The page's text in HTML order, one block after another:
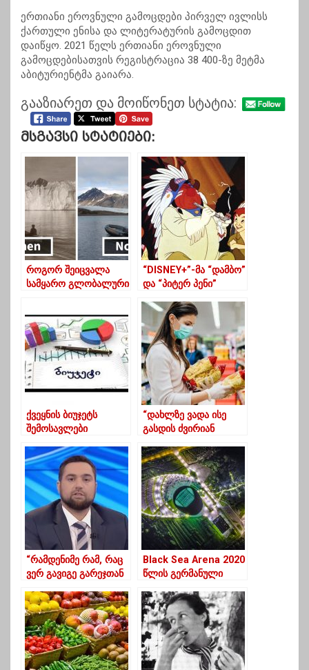
ერთიანი ეროვნული გამოცდები პირველ ივლისს
ქართული ენისა და ლიტერატურის გამოცდით
დაიწყო. 2021 წელს ერთიანი ეროვნული
გამოცდებისათვის რეგისტრაცია 38 400-ზე მეტმა
აბიტურიენტმა გაიარა.
გააზიარეთ და მოიწონეთ სტატია:
Მსგავსი Სტატიები:
როგორ შეიცვალა
სამყარო გლობალური
შედეგად
“DISNEY+”-მა “დამბო”
და “პიტერ პენი”
გამო შეზღუდა
ქვეყნის ბიუჯეტს
შემოსავლები
ხარჯები გაეზარდა
“დახლზე ვადა ისე
გასდის ძვირიან
ვერავინ ყიდულობს”
“რამდენიმე რამ, რაც
ვერ გავიგე გარეჯთან
პროცესებზე”-
გამზარდია
Black Sea Arena 2020
წლის გერმანული
გამარჯვებული გახდა